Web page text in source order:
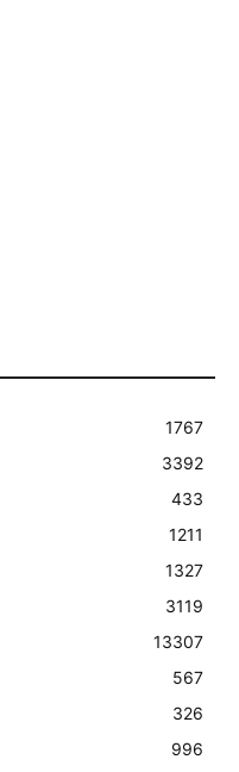
1767
3392
433
1211
1327
3119
13307
567
326
996